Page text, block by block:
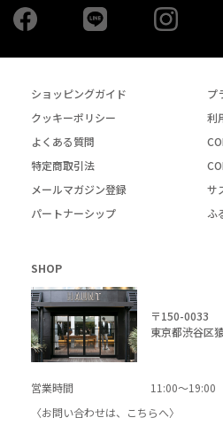
Facebook
ショッピングガイド
プ
クッキーポリシー
利
よくある質問
特定商取引法
メールマガジン登録
サ
パートナーシップ
ふ
SHOP
〒150-0033
東京都渋谷区
営業時間
11:00～
〈お問い合わせは、
こちらへ〉